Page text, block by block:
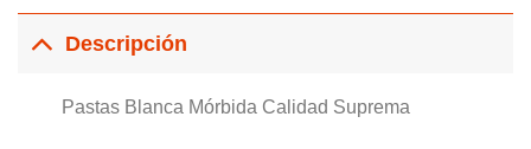
Descripción
Pastas Blanca Mórbida Calidad Suprema